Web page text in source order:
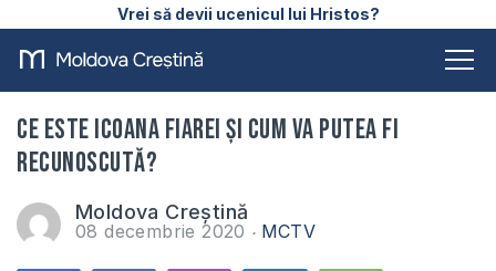
Vrei să devii ucenicul lui Hristos?
Ce este icoana fiarei și cum va putea fi
recunoscută?
Moldova Creștină
08 decembrie 2020 MCTV